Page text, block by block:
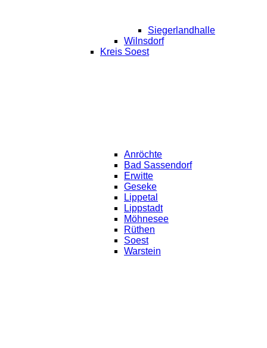
Siegerlandhalle
Wilnsdorf
Kreis Soest
Anröchte
Bad Sassendorf
Erwitte
Geseke
Lippetal
Lippstadt
Möhnesee
Rüthen
Soest
Warstein